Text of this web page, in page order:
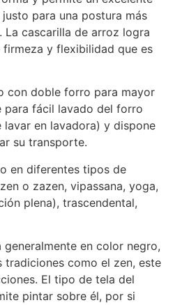
para una postura más
La cascarilla de arroz logra
y flexibilidad que es
con doble forro para mayor
para fácil lavado del forro
lavar en lavadora) y dispone
su transporte.
en diferentes tipos de
o zazen, vipassana, yoga,
plena), trascendental,
generalmente en color negro,
tradiciones como el zen, este
El tipo de tela del
pintar sobre él, por si